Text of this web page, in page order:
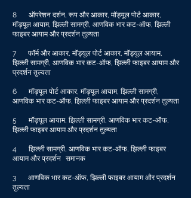
8
ऑपरेशन दर्शन, रूप और आकार, मॉड्यूल पोर्ट आकार,
मॉड्यूल आयाम, झिल्ली सामग्री, आणविक भार कट-ऑफ, झिल्ली
फाइबर आयाम और प्रदर्शन तुल्यता
7
फॉर्म और आकार, मॉड्यूल पोर्ट आकार, मॉड्यूल आयाम,
झिल्ली सामग्री, आणविक भार कट-ऑफ, झिल्ली फाइबर आयाम और
प्रदर्शन तुल्यता
6
मॉड्यूल पोर्ट आकार, मॉड्यूल आयाम, झिल्ली सामग्री,
आणविक भार कट-ऑफ, झिल्ली फाइबर आयाम और प्रदर्शन तुल्यता
5
मॉड्यूल आयाम, झिल्ली सामग्री, आणविक भार कट-ऑफ,
झिल्ली फाइबर आयाम और प्रदर्शन तुल्यता
4
झिल्ली सामग्री, आणविक भार कट-ऑफ, झिल्ली फाइबर
आयाम और प्रदर्शन समानक
3
आणविक भार कट-ऑफ, झिल्ली फाइबर आयाम और प्रदर्शन
तुल्यता